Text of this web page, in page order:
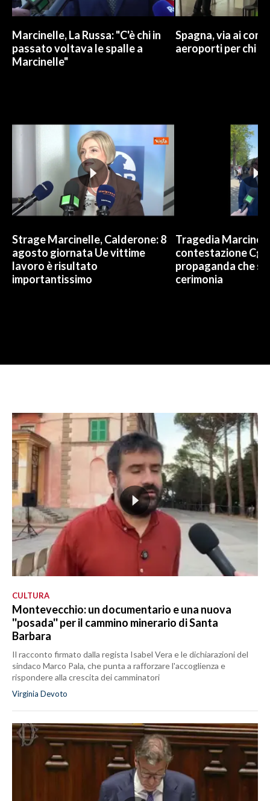
Marcinelle, La Russa: "C'è chi in
passato voltava le spalle a
Marcinelle"
Spagna, via ai
aeroporti per chi
Strage Marcinelle, Calderone: 8
agosto giornata Ue vittime
lavoro è risultato
importantissimo
Tragedia
contestazione
propaganda che
cerimonia
CULTURA
Montevecchio: un documentario e una nuova
''posada'' per il cammino minerario di Santa
Barbara
Il racconto firmato dalla regista Isabel Vera e le dichiarazioni del
sindaco Marco Pala, che punta a rafforzare l'accoglienza e
rispondere alla crescita dei camminatori
Virginia Devoto